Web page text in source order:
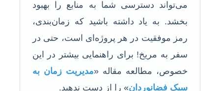
می‌تواند دسترسی شما به منابع را بهبود
بخشد. به یاد داشته باشید که زمان‌بندی،
رمز موفقیت در هر پروژه‌ای است، حتی در
سفر به مریخ! برای راهنمایی بیشتر در این
خصوص، مطالعه مقاله «مدیریت زمان به
سبک فضانوردان» را از دست ندهید.